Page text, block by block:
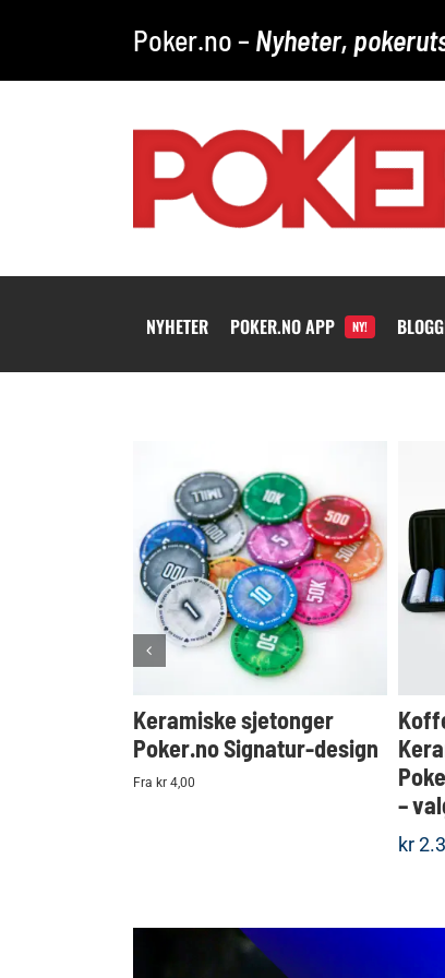
Poker.no – Nyheter,
NYHETER POKER.NO APP NY!
KJØP
Detaljer
Keramiske sjetonger
Poker.no Signatur-design
Fra kr 4,00
–
kr